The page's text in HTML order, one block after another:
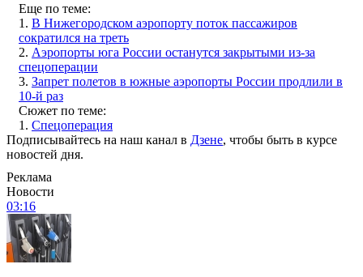
Еще по теме:
1. В Нижегородском аэропорту поток пассажиров
сократился на треть
2. Аэропорты юга России останутся закрытыми из-за
спецоперации
3. Запрет полетов в южные аэропорты России продлили в
10-й раз
Сюжет по теме:
1. Спецоперация
Подписывайтесь на наш канал в Дзене, чтобы быть в курсе
новостей дня.
Реклама
Новости
03:16